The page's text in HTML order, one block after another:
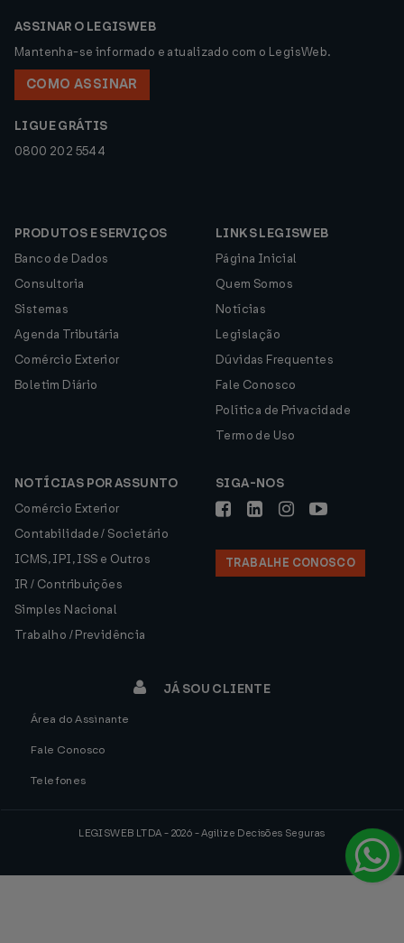
ASSINAR O LEGISWEB
Mantenha-se informado e atualizado com o LegisWeb.
COMO ASSINAR
LIGUE GRÁTIS
0800 202 5544
PRODUTOS E SERVIÇOS
Banco de Dados
Consultoria
Sistemas
Agenda Tributária
Comércio Exterior
Boletim Diário
LINKS LEGISWEB
Página Inicial
Quem Somos
Notícias
Legislação
Dúvidas Frequentes
Fale Conosco
Política de Privacidade
Termo de Uso
NOTÍCIAS POR ASSUNTO
Comércio Exterior
Contabilidade / Societário
ICMS, IPI, ISS e Outros
IR / Contribuições
Simples Nacional
Trabalho / Previdência
SIGA-NOS
TRABALHE CONOSCO
JÁ SOU CLIENTE
Área do Assinante
Fale Conosco
Telefones
LEGISWEB LTDA - 2026 - Agilize Decisões Seguras